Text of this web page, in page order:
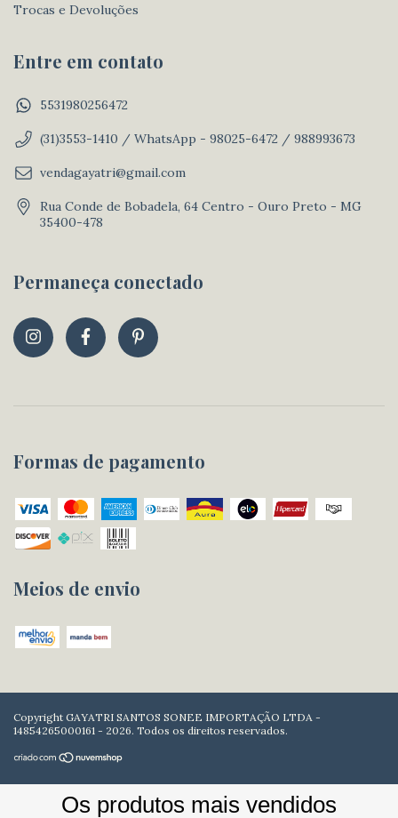
Trocas e Devoluções
Entre em contato
5531980256472
(31)3553-1410 / WhatsApp - 98025-6472 / 988993673
vendagayatri@gmail.com
Rua Conde de Bobadela, 64 Centro - Ouro Preto - MG
35400-478
Permaneça conectado
Formas de pagamento
Meios de envio
Copyright GAYATRI SANTOS SONEE IMPORTAÇÃO LTDA -
14854265000161 - 2026. Todos os direitos reservados.